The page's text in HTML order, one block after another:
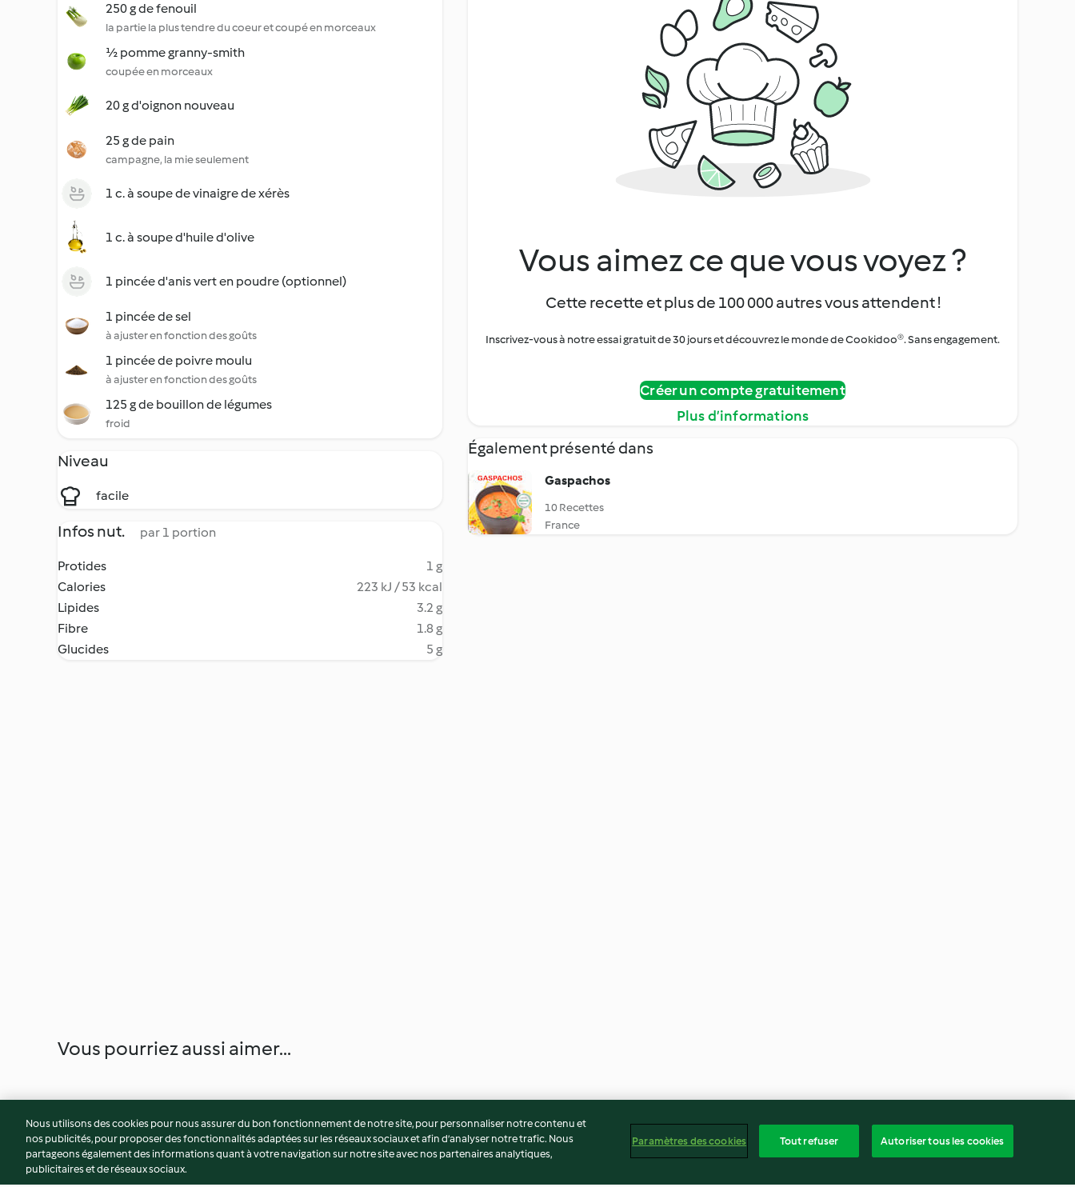
250 g de fenouil
la partie la plus tendre du coeur et coupé en morceaux
½ pomme granny-smith
coupée en morceaux
20 g d'oignon nouveau
25 g de pain
campagne, la mie seulement
1 c. à soupe de vinaigre de xérès
1 c. à soupe d'huile d'olive
1 pincée d'anis vert en poudre (optionnel)
1 pincée de sel
à ajuster en fonction des goûts
1 pincée de poivre moulu
à ajuster en fonction des goûts
125 g de bouillon de légumes
froid
Niveau
facile
Infos nut. par 1 portion
Protides
1 g
Calories
223 kJ / 53 kcal
Lipides
3.2 g
Fibre
1.8 g
Glucides
5 g
Vous aimez ce que vous voyez ?
Cette recette et plus de 100 000 autres vous attendent !
Inscrivez-vous à notre essai gratuit de 30 jours et découvrez le monde de Cookidoo®. Sans engagement.
Créer un compte gratuitement
Plus d’informations
Également présenté dans
Gaspachos
10 Recettes
France
Vous pourriez aussi aimer...
Nous utilisons des cookies pour nous assurer du bon fonctionnement de notre site, pour personnaliser notre contenu et
nos publicités, pour proposer des fonctionnalités adaptées sur les réseaux sociaux et afin d’analyser notre trafic. Nous
partageons également des informations quant à votre navigation sur notre site avec nos partenaires analytiques,
publicitaires et de réseaux sociaux.
Paramètres des cookies Tout refuser Autoriser tous les cookies